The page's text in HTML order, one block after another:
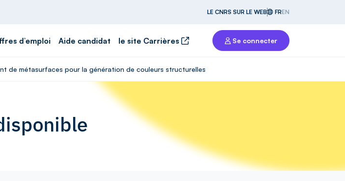
LE CNRS SUR LE WEB FREN
d’emploi Aide candidat le site Carrières Se connecter
de métasurfaces pour la génération de couleurs structurelles